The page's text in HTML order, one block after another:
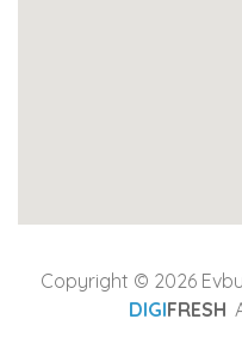
Copyright © 2026
DIGIFRESH